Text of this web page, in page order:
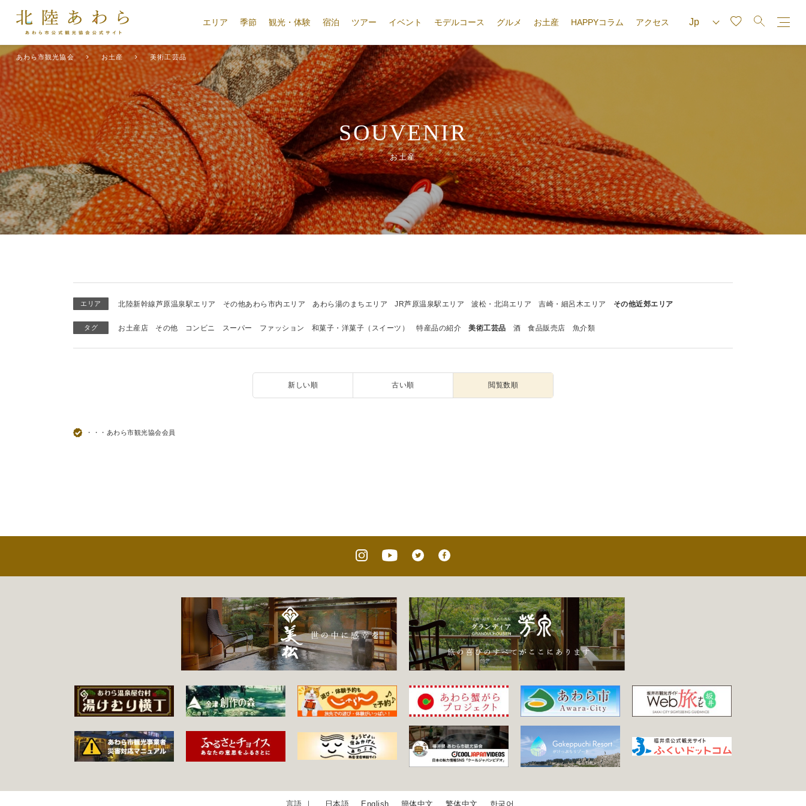
エリア 季節 観光・体験 宿泊 ツアー イベント モデルコース グルメ お土産 HAPPYコラム アクセス
あわら市観光協会 お土産 美術工芸品
SOUVENIR
お土産
エリア 北陸新幹線芦原温泉駅エリア その他あわら市内エリア あわら湯のまちエリア JR芦原温泉駅エリア 波松・北潟エリア 吉崎・細呂木エリア その他近郊エリア
タグ お土産店 その他 コンビニ スーパー ファッション 和菓子・洋菓子（スイーツ） 特産品の紹介 美術工芸品 酒 食品販売店 魚介類
新しい順 古い順 閲覧数順
・・・あわら市観光協会会員
日本語 English 簡体中文 繁体中文 한국어